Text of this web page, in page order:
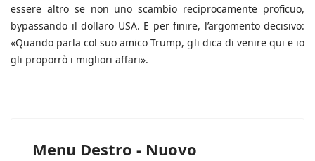
essere altro se non uno scambio reciprocamente proficuo,
bypassando il dollaro USA. E per finire, l’argomento decisivo:
«Quando parla col suo amico Trump, gli dica di venire qui e io
gli proporrò i migliori affari».
Menu Destro - Nuovo